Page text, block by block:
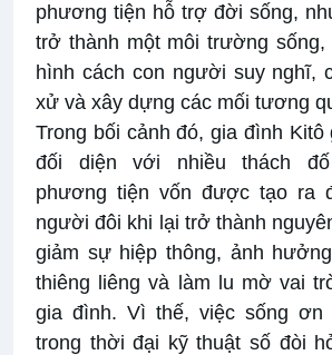
phương tiện hỗ trợ đời sống,
trở thành một môi trường sống,
hình cách con người suy nghĩ,
xử và xây dựng các mối tương
Trong bối cảnh đó, gia đình Kitô
đối diện với nhiều thách
phương tiện vốn được tạo ra
người đôi khi lại trở thành
giảm sự hiệp thông, ảnh
thiêng liêng và làm lu mờ vai
gia đình. Vì thế, việc sống ơn
trong thời đại kỹ thuật số đòi